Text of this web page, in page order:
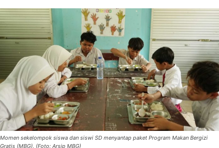
Momen sekelompok siswa dan siswi SD menyantap paket Program Makan Bergizi
Gratis (MBG). (Foto: Arsip MBG)